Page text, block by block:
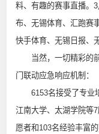
料、有趣的赛事直播。
布、无锡体育、汇跑赛
快手体育、无锡日报、
当然，一切精彩的前
门联动应急响应机制：
6153名接受了专业培
江南大学、太湖学院等
愿者和103名经验丰富